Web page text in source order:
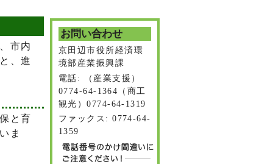
市内
、進
と育
ま
お問い合わせ
京田辺市役所経済環
境部産業振興課
電話: （産業支援）
0774-64-1364（商工
観光）0774-64-1319
ファックス: 0774-64-
1359